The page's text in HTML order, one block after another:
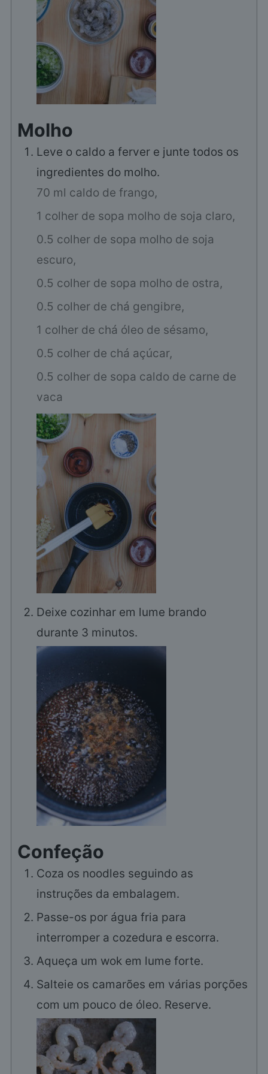
Molho
Leve o caldo a ferver e junte todos os
ingredientes do molho.
70 ml caldo de frango,
1 colher de sopa molho de soja claro,
0.5 colher de sopa molho de soja
escuro,
0.5 colher de sopa molho de ostra,
0.5 colher de chá gengibre,
1 colher de chá óleo de sésamo,
0.5 colher de chá açúcar,
0.5 colher de sopa caldo de carne de
vaca
Deixe cozinhar em lume brando
durante 3 minutos.
Confeção
Coza os noodles seguindo as
instruções da embalagem.
Passe-os por água fria para
interromper a cozedura e escorra.
Aqueça um wok em lume forte.
Salteie os camarões em várias porções
com um pouco de óleo. Reserve.